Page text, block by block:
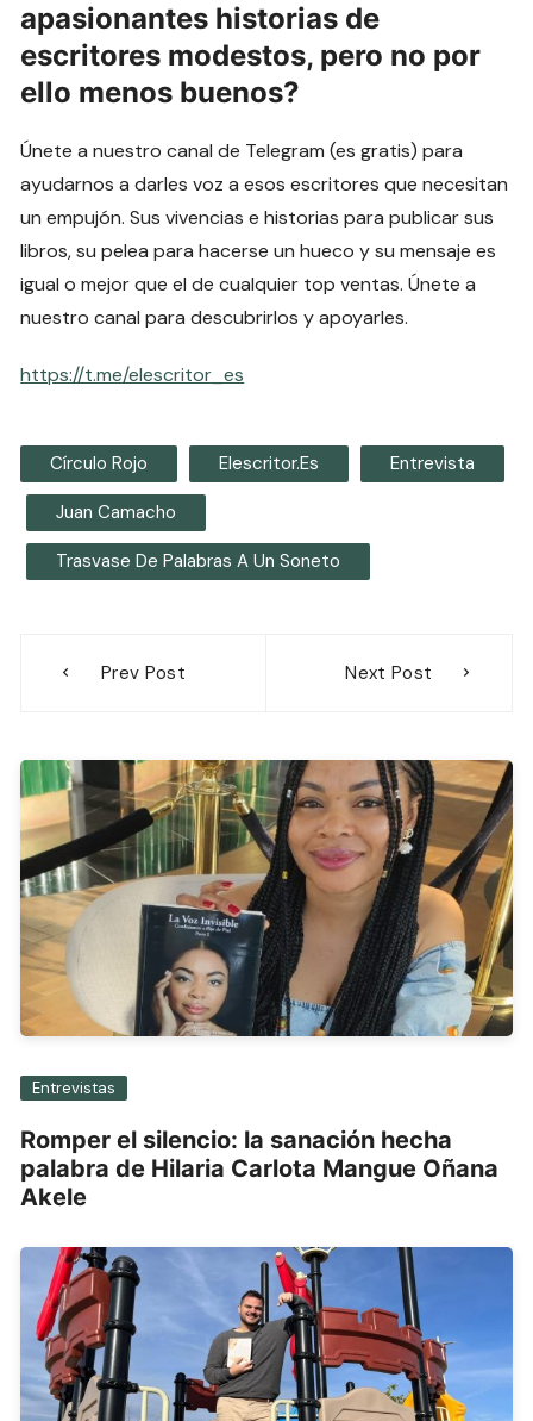
apasionantes historias de
escritores modestos, pero no por
ello menos buenos?
Únete a nuestro canal de Telegram (es gratis) para
ayudarnos a darles voz a esos escritores que necesitan
un empujón. Sus vivencias e historias para publicar sus
libros, su pelea para hacerse un hueco y su mensaje es
igual o mejor que el de cualquier top ventas. Únete a
nuestro canal para descubrirlos y apoyarles.
https://t.me/elescritor_es
Círculo Rojo Elescritor.es Entrevista
Juan Camacho
Trasvase De Palabras A Un Soneto
Prev Post Next Post
Entrevistas
Romper el silencio: la sanación hecha
palabra de Hilaria Carlota Mangue Oñana
Akele